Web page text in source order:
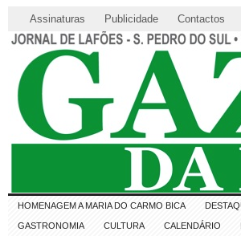
Assinaturas Publicidade Contactos
HOMENAGEM A MARIA DO CARMO BICA
GASTRONOMIA CULTURA CALENDÁRIO